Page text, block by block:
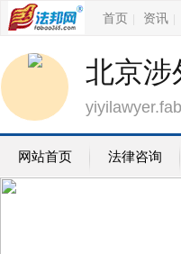
首页 资讯
北京涉
网站首页 法律咨询